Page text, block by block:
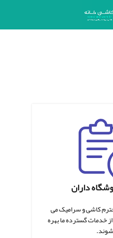
داران
کاشی و سرامیک می
خدمات گسترده ما بهره